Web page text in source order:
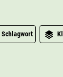
Schlagwort